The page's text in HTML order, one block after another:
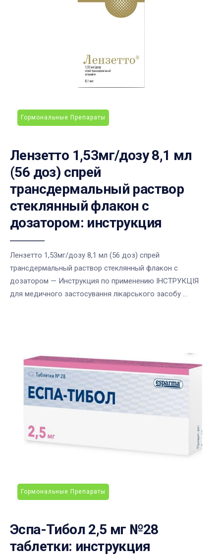
Гормональные Препараты
Лензетто 1,53мг/дозу 8,1 мл
(56 доз) спрей
трансдермальный раствор
стеклянный флакон с
дозатором: инструкция
Лензетто 1,53мг/дозу 8,1 мл (56 доз) спрей
трансдермальный раствор стеклянный флакон с
дозатором — Инструкция по применению ІНСТРУКЦІЯ
для медичного застосування лікарського засобу ...
Гормональные Препараты
Эспа-Тибол 2,5 мг №28
таблетки: инструкция